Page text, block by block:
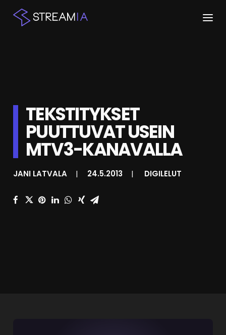
KESKUSTELU
SHOP
TEKSTITYKSET
PUUTTUVAT USEIN
MTV3-KANAVALLA
JANI LATVALA | 24.5.2013 | DIGILELUT